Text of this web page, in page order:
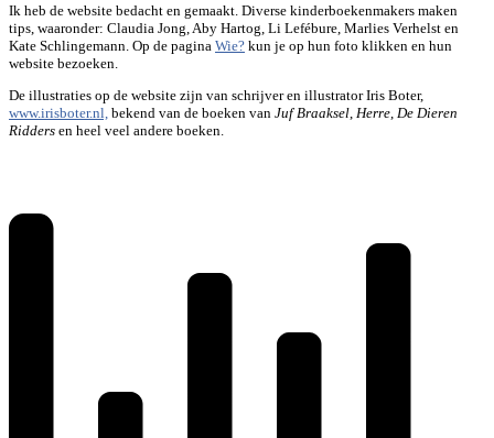
Ik heb de website bedacht en gemaakt. Diverse kinderboekenmakers maken
tips, waaronder: Claudia Jong, Aby Hartog, Li Lefébure, Marlies Verhelst en
Kate Schlingemann. Op de pagina Wie? kun je op hun foto klikken en hun
website bezoeken.
De illustraties op de website zijn van schrijver en illustrator Iris Boter,
www.irisboter.nl, bekend van de boeken van Juf Braaksel, Herre, De Dieren
Ridders en heel veel andere boeken.